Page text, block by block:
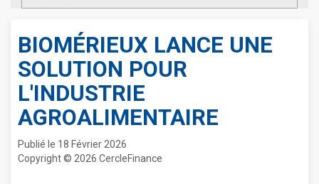
BIOMÉRIEUX LANCE UNE
SOLUTION POUR
L'INDUSTRIE
AGROALIMENTAIRE
Publié le 18 Février 2026
Copyright © 2026 CercleFinance